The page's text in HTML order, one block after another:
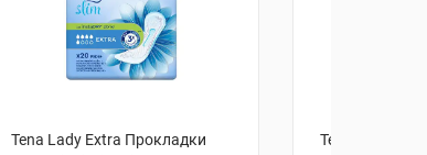
Tena Lady Extra Прокладки
Tena Lady